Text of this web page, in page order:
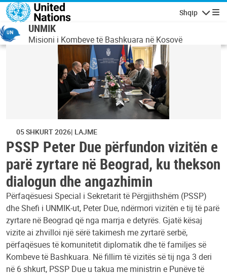
Skip to main content
Shqip
Lundrimi
UNMIK
Misioni i Kombeve të Bashkuara në Kosovë
05 SHKURT 2026 LAJME
PSSP Peter Due përfundon vizitën e
parë zyrtare në Beograd, ku thekson
dialogun dhe angazhimin
Përfaqësuesi Special i Sekretarit të Përgjithshëm (PSSP)
dhe Shefi i UNMIK-ut, Peter Due, ndërmori vizitën e tij të parë
zyrtare në Beograd që nga marrja e detyrës. Gjatë kësaj
vizite ai zhvilloi një sërë takimesh me zyrtarë serbë,
përfaqësues të komunitetit diplomatik dhe të familjes së
Kombeve të Bashkuara. Në fillim të vizitës së tij nga 3 deri
në 6 shkurt, PSSP Due u takua me ministrin e Punëve të